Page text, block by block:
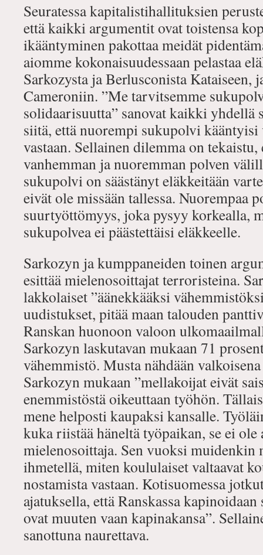
Seuratessa kapitalistihallituksien
että kaikki argumentit ovat toistensa
ikääntyminen pakottaa meidät
aiomme kokonaisuudessaan pelastaa
Sarkozysta ja Berlusconista Kataiseen,
Cameroniin. ”Me tarvitsemme
solidaarisuutta” sanovat kaikki yhdellä
siitä, että nuorempi sukupolvi
vastaan. Sellainen dilemma on
vanhemman ja nuoremman polven
sukupolvi on säästänyt eläkkeitään
eivät ole missään tallessa. Nuorempaa
suurtyöttömyys, joka pysyy korkealla,
sukupolvea ei päästettäisi eläkkeelle.
Sarkozyn ja kumppaneiden toinen
esittää mielenosoittajat terroristeina.
lakkolaiset ”äänekkääksi
uudistukset, pitää maan talouden
Ranskan huonoon valoon
Sarkozyn laskutavan mukaan 71
vähemmistö. Musta nähdään
Sarkozyn mukaan ”mellakoijat eivät
enemmistöstä oikeuttaan työhön.
mene helposti kaupaksi kansalle.
kuka riistää häneltä työpaikan, se ei ole
mielenosoittaja. Sen vuoksi muidenkin
ihmetellä, miten koululaiset valtaavat
nostamista vastaan. Kotisuomessa
ajatuksella, että Ranskassa
ovat muuten vaan kapinakansa”.
sanottuna naurettava.